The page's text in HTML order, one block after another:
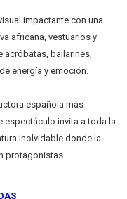
impactante con una
africana, vestuarios y
acróbatas, bailarines,
energía y emoción.
española más
espectáculo invita a toda la
inolvidable donde la
protagonistas.